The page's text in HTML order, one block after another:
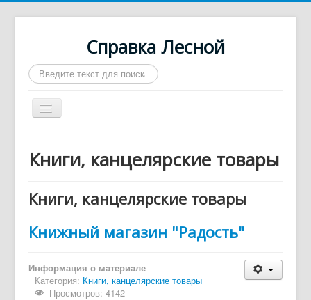
Справка Лесной
Искать...
Включить/
выключить
О нас
Афиша
Автобусы
Книги, канцелярские товары
Книги, канцелярские товары
Книжный магазин "Радость"
Информация о материале
Категория: Книги, канцелярские товары
Просмотров: 4142